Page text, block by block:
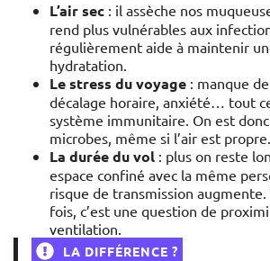
L’air sec : il assèche nos
rend plus vulnérables aux
régulièrement aide à maintenir
hydratation.
Le stress du voyage : manque
décalage horaire, anxiété… tout
système immunitaire. On est
microbes, même si l’air est propre.
La durée du vol : plus on reste
espace confiné avec la même
risque de transmission
fois, c’est une question de
ventilation.
LA DIFFÉRENCE ?